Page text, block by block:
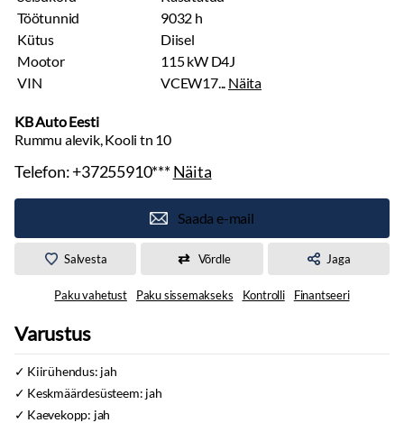
Töötunnid
9032 h
Kütus
Diisel
Mootor
115 kW D4J
VIN
VCEW17... Näita
KB Auto Eesti
Rummu alevik, Kooli tn 10
Telefon:+37255910***Näita
Saada e-mail
Salvesta Võrdle Jaga
Paku vahetust Paku sissemakseks Kontrolli Finantseeri
Varustus
Kiirühendus: jah
Keskmäärdesüsteem: jah
Kaevekopp: jah